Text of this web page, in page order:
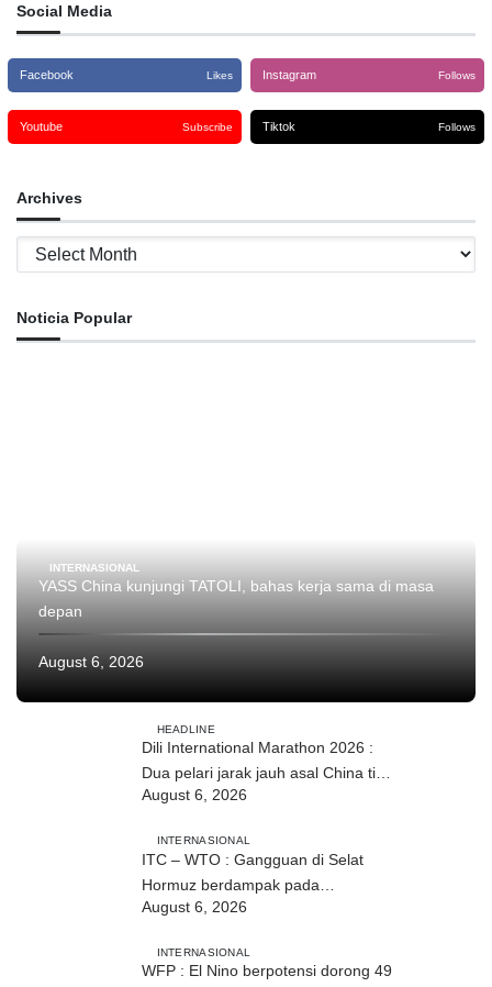
Social Media
Facebook Likes Instagram Follows
Youtube Subscribe Tiktok Follows
Archives
Archives
Noticia Popular
INTERNASIONAL
YASS China kunjungi TATOLI, bahas kerja sama di masa
depan
August 6, 2026
HEADLINE
Dili International Marathon 2026 :
Dua pelari jarak jauh asal China tiba
di Dili
August 6, 2026
INTERNASIONAL
ITC – WTO : Gangguan di Selat
Hormuz berdampak pada
perdagangan energi, pupuk, dan
August 6, 2026
INTERNASIONAL
WFP : El Nino berpotensi dorong 49